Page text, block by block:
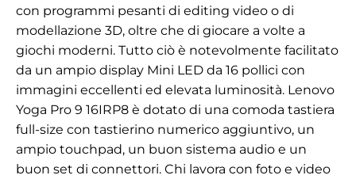
con programmi pesanti di editing video o di
modellazione 3D, oltre che di giocare a volte a
giochi moderni. Tutto ciò è notevolmente facilitato
da un ampio display Mini LED da 16 pollici con
immagini eccellenti ed elevata luminosità. Lenovo
Yoga Pro 9 16IRP8 è dotato di una comoda tastiera
full-size con tastierino numerico aggiuntivo, un
ampio touchpad, un buon sistema audio e un
buon set di connettori. Chi lavora con foto e video